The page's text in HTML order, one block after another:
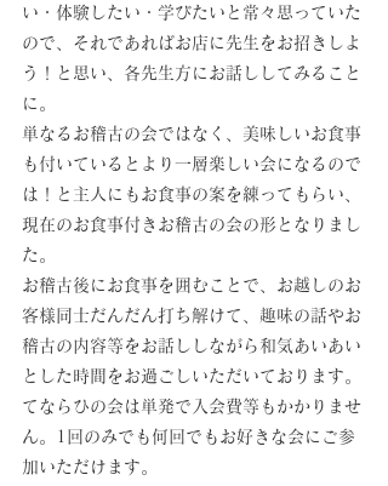
い・体験したい・学びたいと常々思っていた
ので、それであればお店に先生をお招きしよ
う！と思い、各先生方にお話ししてみること
に。
単なるお稽古の会ではなく、美味しいお食事
も付いているとより一層楽しい会になるので
は！と主人にもお食事の案を練ってもらい、
現在のお食事付きお稽古の会の形となりまし
た。
お稽古後にお食事を囲むことで、お越しのお
客様同士だんだん打ち解けて、趣味の話やお
稽古の内容等をお話ししながら和気あいあい
とした時間をお過ごしいただいております。
てならひの会は単発で入会費等もかかりませ
ん。1回のみでも何回でもお好きな会にご参
加いただけます。